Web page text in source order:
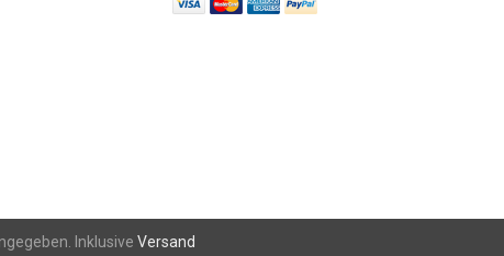
Inklusive Versand